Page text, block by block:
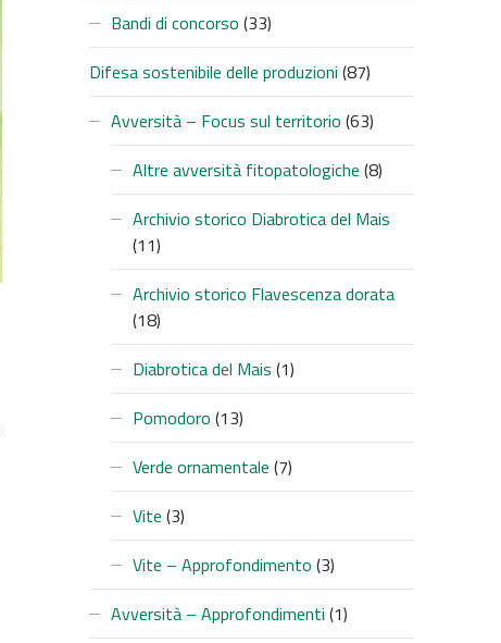
Bandi di concorso (33)
Difesa sostenibile delle produzioni (87)
Avversità – Focus sul territorio (63)
Altre avversità fitopatologiche (8)
Archivio storico Diabrotica del Mais
(11)
Archivio storico Flavescenza dorata
(18)
Diabrotica del Mais (1)
Pomodoro (13)
Verde ornamentale (7)
Vite (3)
Vite – Approfondimento (3)
Avversità – Approfondimenti (1)